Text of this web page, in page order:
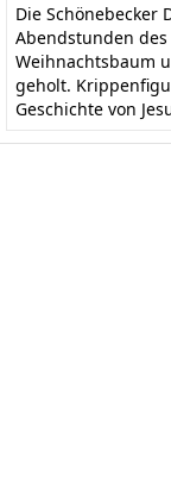
Die Schönebecker
Abendstunden
Weihnachtsbaum
geholt.
Geschichte von